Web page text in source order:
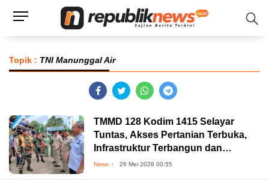
Topik : TNI Manunggal Air
TMMD 128 Kodim 1415 Selayar
Tuntas, Akses Pertanian Terbuka,
Infrastruktur Terbangun dan
Harapan Warga Bangkit
News 26 Mei 2026 00:55